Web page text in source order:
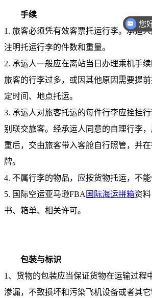
手续
1. 旅客必须凭有效客票托运行李。承运
注明托运行李的件数和重量。
2. 承运人一般应在离站当日办理乘机手
旅客的行李过多，或因其他原因需要提
定时间、地点托运。
3. 承运人对旅客托运的每件行李应拴挂
别联交旅客。经承运人同意的自理行李
重后，交由旅客带入客舱自行照管，并
牌。
4. 不属行李的物品，应按货物托运，不能
5. 国际空运亚马逊FBA国际海运拼箱资
书、箱单、相关许可。
包装与标识
1、货物的包装应当保证货物在运输过程
渗漏，不致损坏和污染飞机设备或者其